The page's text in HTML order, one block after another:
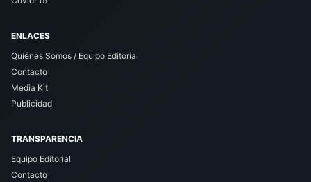
ENLACES
Quiénes Somos / Equipo Editorial
Contacto
Media Kit
Publicidad
TRANSPARENCIA
Equipo Editorial
Contacto